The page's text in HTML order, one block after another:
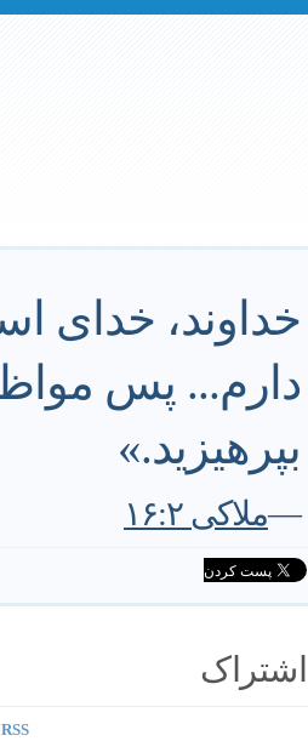
خداوند، خدای
دارم... پس
بپرهیزید.»
—ملاکی ۱۶:۲
اشتراک
RSS